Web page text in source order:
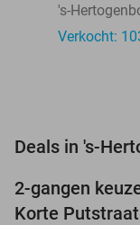
's-
Verkocht:
Deals in 's-
2-gangen
Korte